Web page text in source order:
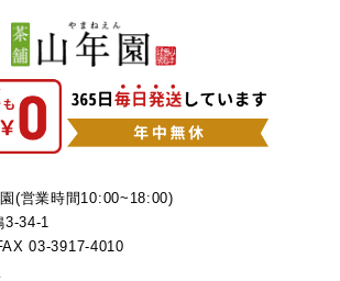
(営業時間10:00~18:00)
3-34-1
03-3917-4010